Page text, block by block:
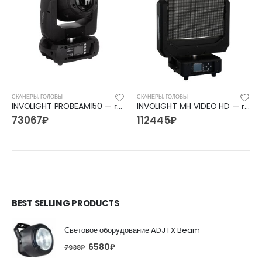
СКАНЕРЫ, ГОЛОВЫ
INVOLIGHT PROBEAM150 — голова вращения (BEAM), LED, DMX-512,
73067₽
СКАНЕРЫ, ГОЛОВЫ
INVOLIGHT MH VIDEO HD — голова вращения (WASH), LED SMD5050 4096pix RGB, DMX-512, Art-Net
112445₽
BEST SELLING PRODUCTS
Световое оборудование ADJ FX Beam
7938₽ 6580₽